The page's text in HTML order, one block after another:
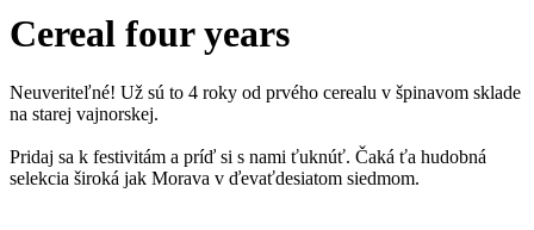
Cereal four years
Neuveriteľné! Už sú to 4 roky od prvého cerealu v špinavom sklade
na starej vajnorskej.
Pridaj sa k festivitám a príď si s nami ťuknúť. Čaká ťa hudobná
selekcia široká jak Morava v ďevaťdesiatom siedmom.